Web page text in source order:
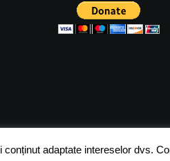
adaptate intereselor dvs.